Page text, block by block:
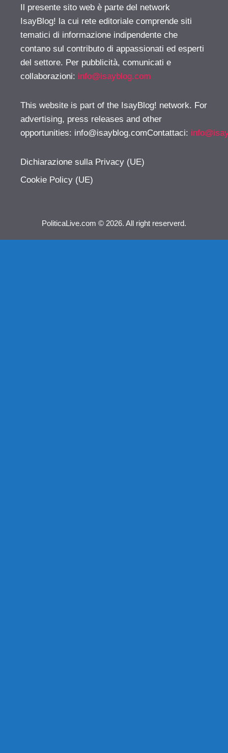
Il presente sito web è parte del network
IsayBlog! la cui rete editoriale comprende siti
tematici di informazione indipendente che
contano sul contributo di appassionati ed esperti
del settore. Per pubblicità, comunicati e
collaborazioni: info@isayblog.com
This website is part of the IsayBlog! network. For
advertising, press releases and other
opportunities: info@isayblog.comContattaci:
Dichiarazione sulla Privacy (UE)
Cookie Policy (UE)
PoliticaLive.com © 2026. All right reserverd.